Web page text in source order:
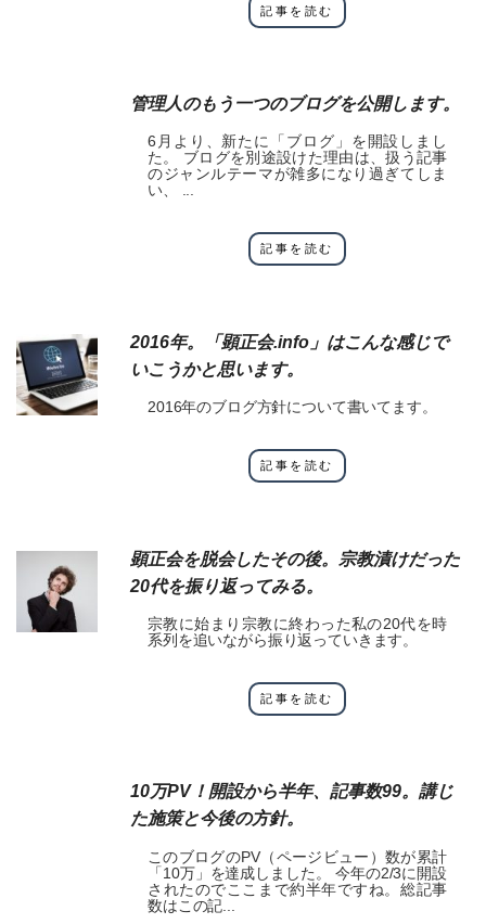
記事を読む
管理人のもう一つのブログを公開します。
6月より、新たに「ブログ」を開設しまし
た。 ブログを別途設けた理由は、扱う記事
のジャンルテーマが雑多になり過ぎてしま
い、 ...
記事を読む
2016年。「顕正会.info」はこんな感じで
いこうかと思います。
2016年のブログ方針について書いてます。
記事を読む
顕正会を脱会したその後。宗教漬けだった
20代を振り返ってみる。
宗教に始まり宗教に終わった私の20代を時
系列を追いながら振り返っていきます。
記事を読む
10万PV！開設から半年、記事数99。講じ
た施策と今後の方針。
このブログのPV（ページビュー）数が累計
「10万」を達成しました。 今年の2/3に開設
されたのでここまで約半年ですね。総記事
数はこの記...